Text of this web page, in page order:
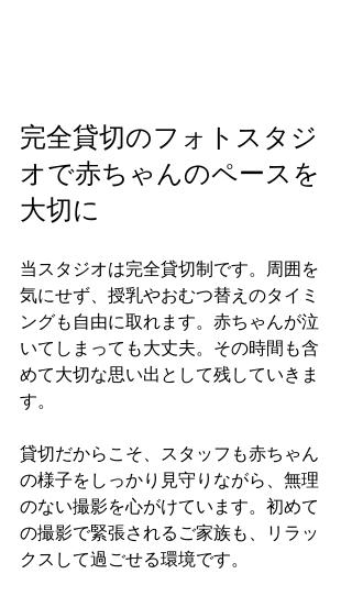
完全貸切のフォトスタジ
オで赤ちゃんのペースを
大切に
当スタジオは完全貸切制です。周囲を
気にせず、授乳やおむつ替えのタイミ
ングも自由に取れます。赤ちゃんが泣
いてしまっても大丈夫。その時間も含
めて大切な思い出として残していきま
す。
貸切だからこそ、スタッフも赤ちゃん
の様子をしっかり見守りながら、無理
のない撮影を心がけています。初めて
の撮影で緊張されるご家族も、リラッ
クスして過ごせる環境です。